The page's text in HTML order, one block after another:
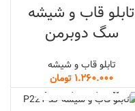
تابلو قاب و شیشه
سگ دوبرمن
تابلو قاب و شیشه
تومان